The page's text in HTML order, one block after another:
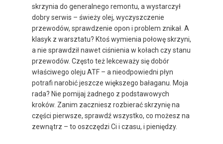
skrzynia do generalnego remontu, a wystarczył
dobry serwis – świeży olej, wyczyszczenie
przewodów, sprawdzenie opon i problem znikał. A
klasyk z warsztatu? Ktoś wymienia połowę skrzyni,
a nie sprawdził nawet ciśnienia w kołach czy stanu
przewodów. Często też lekceważy się dobór
właściwego oleju ATF – a nieodpowiedni płyn
potrafi narobić jeszcze większego bałaganu. Moja
rada? Nie pomijaj żadnego z podstawowych
kroków. Zanim zaczniesz rozbierać skrzynię na
części pierwsze, sprawdź wszystko, co możesz na
zewnątrz – to oszczędzi Ci i czasu, i pieniędzy.